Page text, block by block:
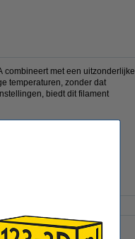
combineert met een uitzonderlijke
temperaturen, zonder dat
biedt dit filament
25 - 60 °C